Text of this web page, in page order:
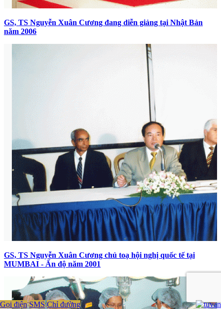
GS, TS Nguyễn Xuân Cương đang diễn giảng tại Nhật Bản
năm 2006
GS, TS Nguyễn Xuân Cương chủ toạ hội nghị quốc tế tại
MUMBAI - Ấn độ năm 2001
Gọi điện SMS Chỉ đường